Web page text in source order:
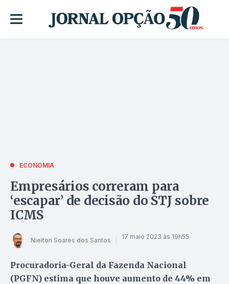
ECONOMIA
Empresários correram para
‘escapar’ de decisão do STJ sobre
ICMS
Nielton Soares dos Santos 17 maio 2023 às 19h55
Procuradoria-Geral da Fazenda Nacional
(PGFN) estima que houve aumento de 44% em